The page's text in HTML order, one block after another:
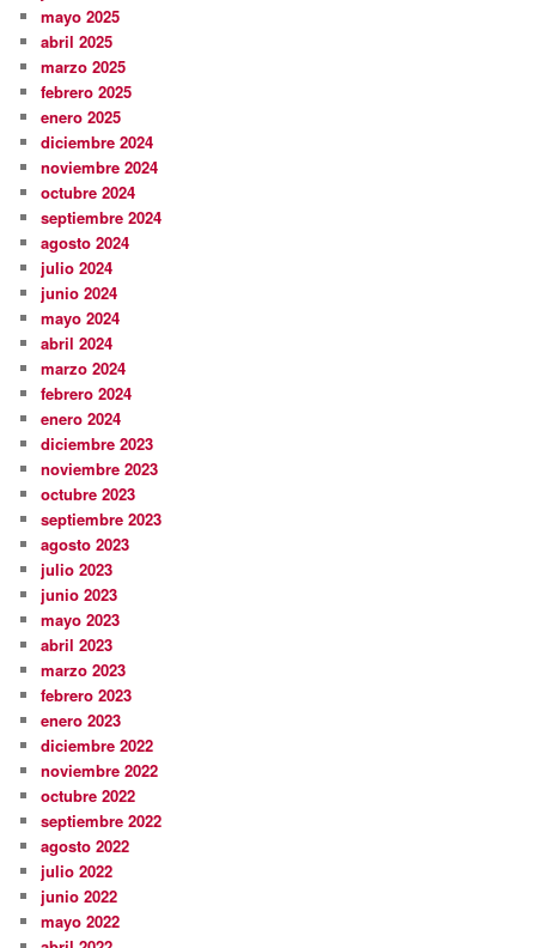
mayo 2025
abril 2025
marzo 2025
febrero 2025
enero 2025
diciembre 2024
noviembre 2024
octubre 2024
septiembre 2024
agosto 2024
julio 2024
junio 2024
mayo 2024
abril 2024
marzo 2024
febrero 2024
enero 2024
diciembre 2023
noviembre 2023
octubre 2023
septiembre 2023
agosto 2023
julio 2023
junio 2023
mayo 2023
abril 2023
marzo 2023
febrero 2023
enero 2023
diciembre 2022
noviembre 2022
octubre 2022
septiembre 2022
agosto 2022
julio 2022
junio 2022
mayo 2022